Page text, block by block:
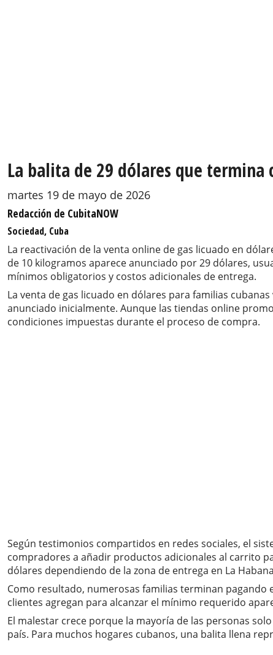
La balita de 29 dólares que termina
martes 19 de mayo de 2026
Redacción de CubitaNOW
Sociedad, Cuba
La reactivación de la venta online de gas licuado en
de 10 kilogramos aparece anunciado por 29 dólares,
mínimos obligatorios y costos adicionales de entrega.
La venta de gas licuado en dólares para familias
anunciado inicialmente. Aunque las tiendas online
condiciones impuestas durante el proceso de compra.
Según testimonios compartidos en redes sociales, el
compradores a añadir productos adicionales al carrito
dólares dependiendo de la zona de entrega en La
Como resultado, numerosas familias terminan
clientes agregan para alcanzar el mínimo requerido
El malestar crece porque la mayoría de las personas
país. Para muchos hogares cubanos, una balita llena